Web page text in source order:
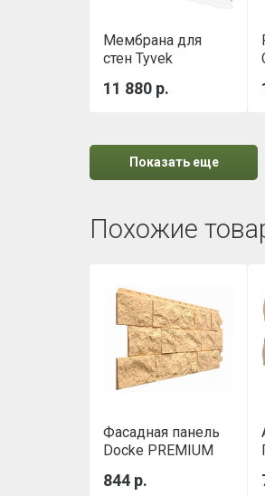
Мембрана для
стен Tyvek
м
11 880 р.
Показать еще
Похожие
Фасадная панель
Docke PREMIUM
кость
844 р.